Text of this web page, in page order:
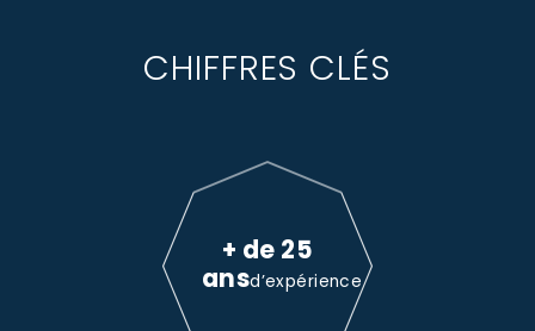
CHIFFRES CLÉS
+ de 25
ansd’expérience